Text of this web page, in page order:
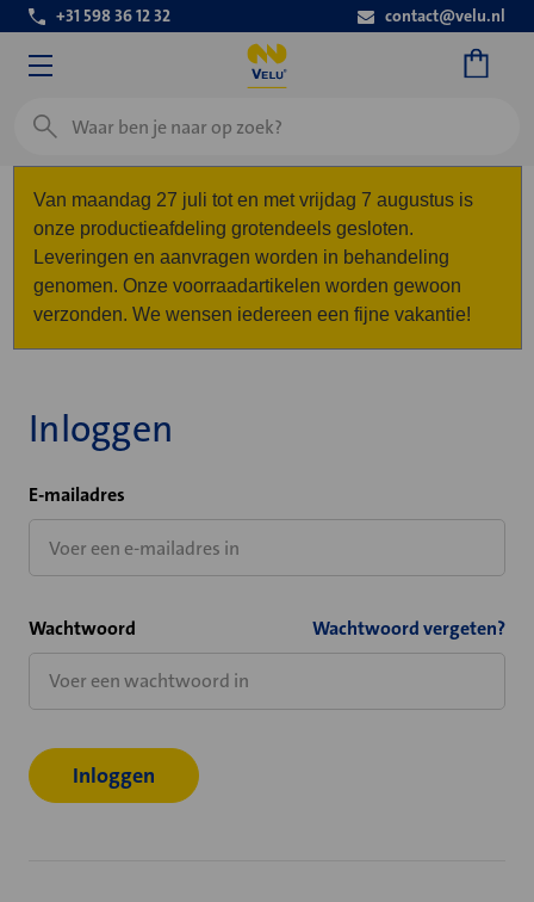
+31 598 36 12 32 contact@velu.nl
Zoeken
Van maandag 27 juli tot en met vrijdag 7 augustus is
onze productieafdeling grotendeels gesloten.
Leveringen en aanvragen worden in behandeling
genomen. Onze voorraadartikelen worden gewoon
verzonden. We wensen iedereen een fijne vakantie!
Inloggen
E-mailadres
Wachtwoord Wachtwoord vergeten?